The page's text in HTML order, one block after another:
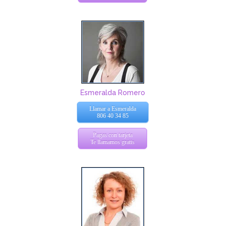
Esmeralda Romero
Llamar a Esmeralda
806 40 34 85
Pagas con tarjeta
Te llamamos gratis